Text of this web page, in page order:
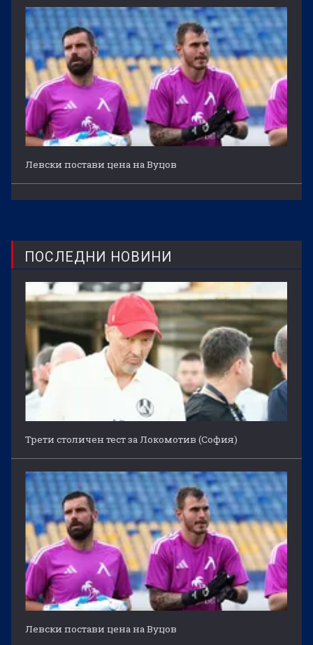
Левски постави цена на Вуцов
ПОСЛЕДНИ НОВИНИ
Трети столичен тест за Локомотив (София)
Левски постави цена на Вуцов